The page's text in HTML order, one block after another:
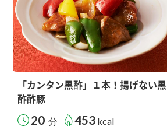
「カンタン黒酢」１本！揚げない黒
酢酢豚
20 分 453 kcal